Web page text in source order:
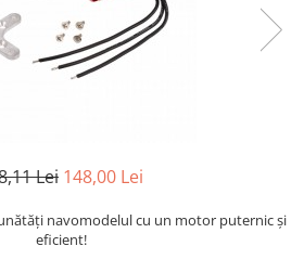
Lei 148,00 Lei
navomodelul cu un motor puternic și
eficient!